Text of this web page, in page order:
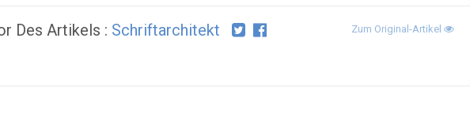
Des Artikels : Schriftarchitekt Zum Original-Artikel